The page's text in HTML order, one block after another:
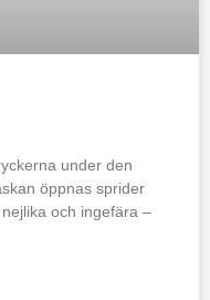
under den
öppnas sprider
och ingefära –